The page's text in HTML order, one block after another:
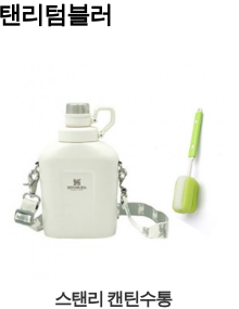
리텀블러
스탠리 캔틴수통